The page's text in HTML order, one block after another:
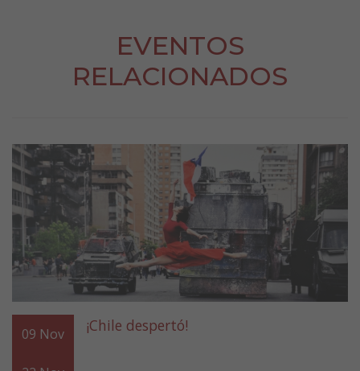
EVENTOS
RELACIONADOS
09 Nov ¡Chile despertó!